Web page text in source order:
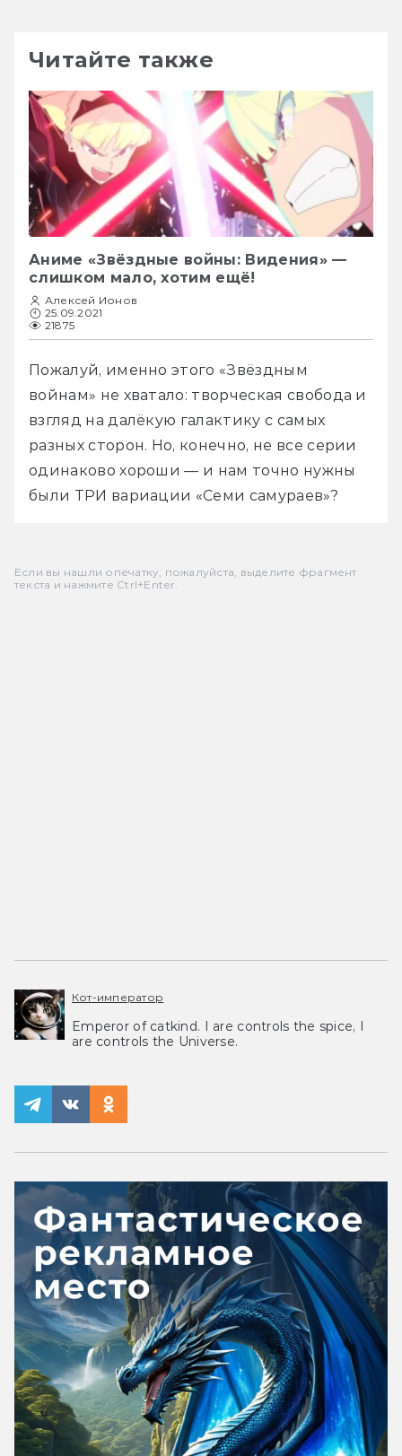
Читайте также
Аниме «Звёздные войны: Видения» —
слишком мало, хотим ещё!
Алексей Ионов
25.09.2021
21875
Пожалуй, именно этого «Звёздным
войнам» не хватало: творческая свобода и
взгляд на далёкую галактику с самых
разных сторон. Но, конечно, не все серии
одинаково хороши — и нам точно нужны
были ТРИ вариации «Семи самураев»?
Если вы нашли опечатку, пожалуйста, выделите фрагмент
текста и нажмите Ctrl+Enter.
Кот-император
Emperor of catkind. I are controls the spice, I
are controls the Universe.